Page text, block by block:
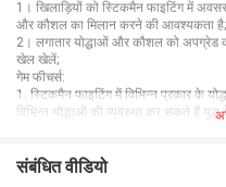
1। खिलाड़ियों को स्टिकमैन फाइटिंग में
और कौशल का मिलान करने की आवश्यकता है;
2। लगातार योद्धाओं और कौशल को अपग्रेड
खेल खेलें;
गेम फीचर्स:
1. स्टिकमैन फाइटिंग में विभिन्न प्रकार के
विभिन्न योद्धाओं की व्यवस्था कर सकते हैं युद्ध
3। विभिन्न 3 डी विशेष प्रभाव आपको
संबंधित वीडियो